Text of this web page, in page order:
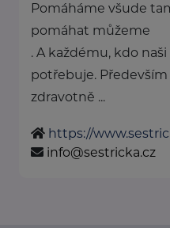
Pomáháme všude
pomáhat můžeme
. A každému, kdo
potřebuje.
zdravotně ...
https://
info@sestricka.cz